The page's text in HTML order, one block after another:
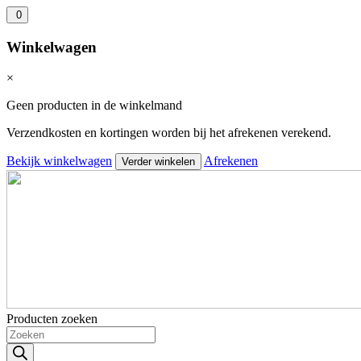
0
Winkelwagen
×
Geen producten in de winkelmand
Verzendkosten en kortingen worden bij het afrekenen verekend.
Bekijk winkelwagen Verder winkelen Afrekenen
Producten zoeken